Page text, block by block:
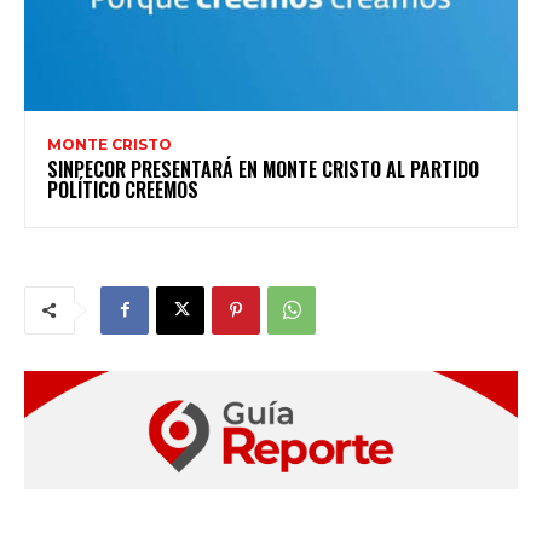
MONTE CRISTO
SINPECOR PRESENTARÁ EN MONTE CRISTO AL PARTIDO
POLÍTICO CREEMOS